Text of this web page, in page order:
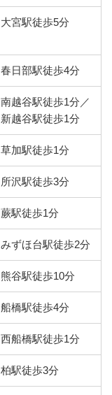
大宮駅徒歩5分
春日部駅徒歩4分
南越谷駅徒歩1分／
新越谷駅徒歩1分
草加駅徒歩1分
所沢駅徒歩3分
蕨駅徒歩1分
みずほ台駅徒歩2分
熊谷駅徒歩10分
船橋駅徒歩4分
西船橋駅徒歩1分
柏駅徒歩3分